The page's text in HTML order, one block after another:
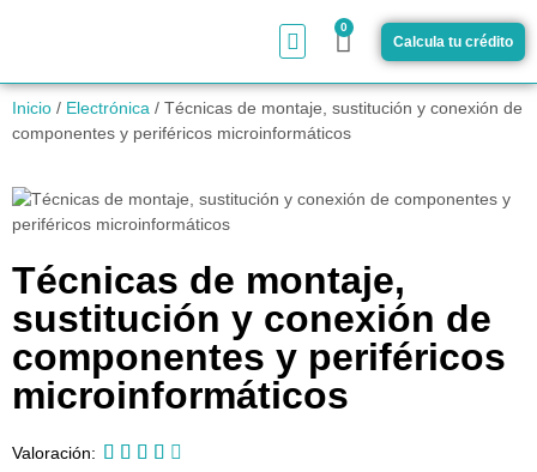
0
Calcula tu crédito
Inicio / Electrónica / Técnicas de montaje, sustitución y conexión de
componentes y periféricos microinformáticos
Técnicas de montaje,
sustitución y conexión de
componentes y periféricos
microinformáticos
Valoración:     